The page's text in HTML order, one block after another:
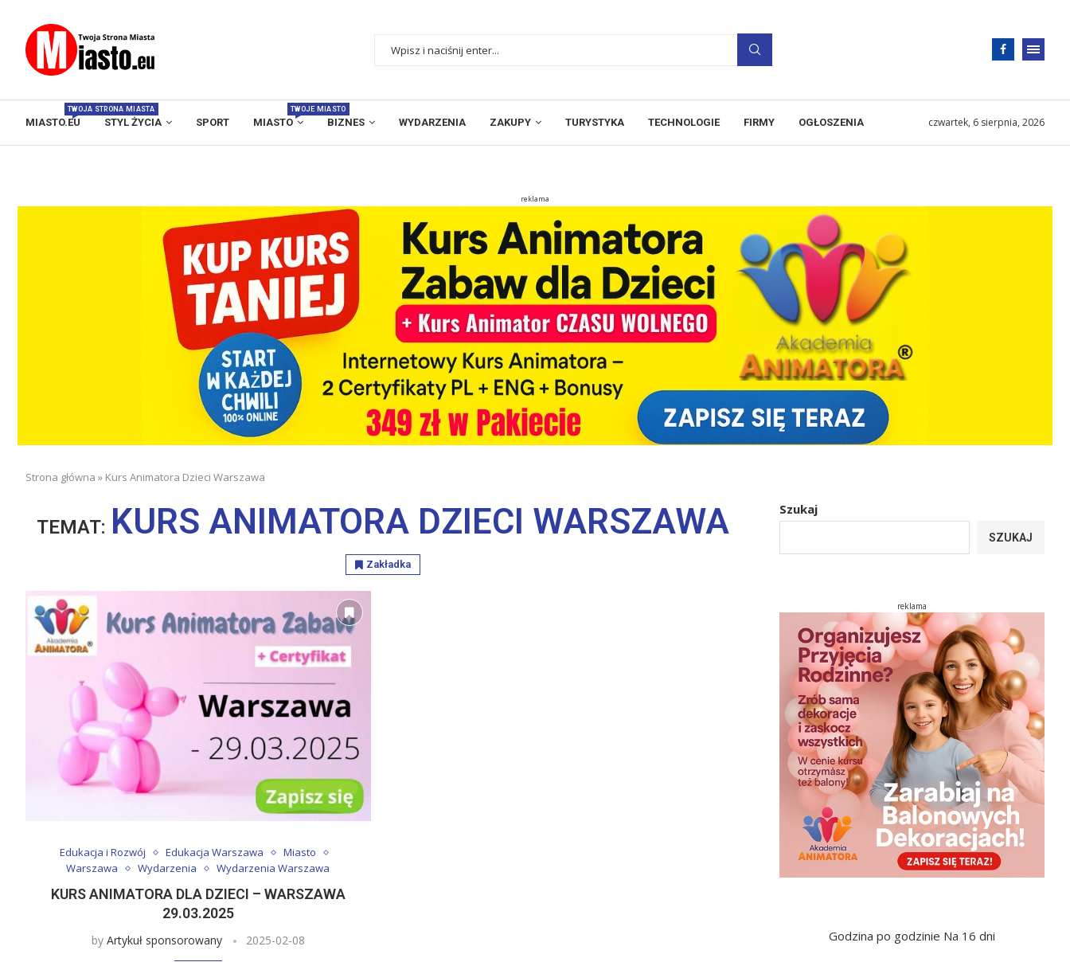
MIASTO.EU
TWOJA STRONA MIASTA
STYL ŻYCIA SPORT MIASTO
TWOJE MIASTO
BIZNES WYDARZENIA ZAKUPY TURYSTYKA TECHNOLOGIE FIRMY OGŁOSZENIA czwartek, 6 sierpnia, 2026
reklama
Strona główna » Kurs Animatora Dzieci Warszawa
TEMAT: KURS ANIMATORA DZIECI WARSZAWA
Zakładka
Edukacja i Rozwój Edukacja Warszawa
Miasto
Warszawa
Wydarzenia Wydarzenia Warszawa
KURS ANIMATORA DLA DZIECI – WARSZAWA
29.03.2025
by Artykuł sponsorowany 2025-02-08
Szukaj
SZUKAJ
reklama
Godzina po godzinie Na 16 dni